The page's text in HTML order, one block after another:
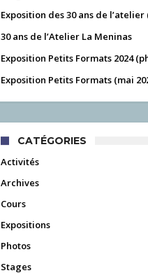
Exposition des 30 ans de l’atelier
30 ans de l’Atelier La Meninas
Exposition Petits Formats 2024
Exposition Petits Formats (mai
CATÉGORIES
Activités
Archives
Cours
Expositions
Photos
Stages